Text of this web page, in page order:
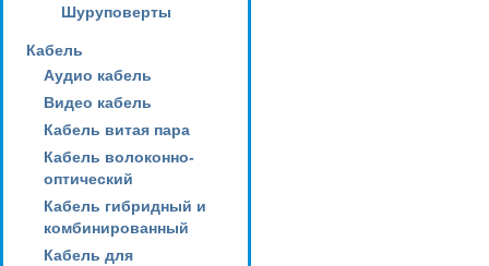
Шуруповерты
Кабель
Аудио кабель
Видео кабель
Кабель витая пара
Кабель волоконно-
оптический
Кабель гибридный и
комбинированный
Кабель для